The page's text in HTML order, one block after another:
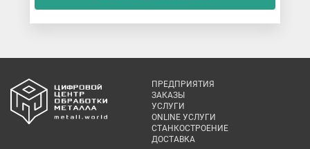
ПРЕДПРИЯТИЯ
ЗАКАЗЫ
УСЛУГИ
ONLINE УСЛУГИ
СТАНКОСТРОЕНИЕ
ДОСТАВКА